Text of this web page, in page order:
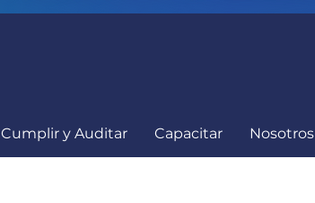
Cumplir y Auditar Capacitar Nosotros